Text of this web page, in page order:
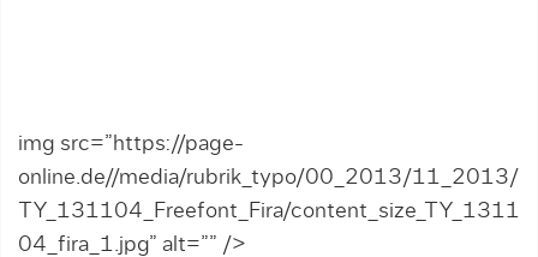
img src=”https://page-
online.de//media/rubrik_typo/00_2013/11_2013/
TY_131104_Freefont_Fira/content_size_TY_1311
04_fira_1.jpg” alt=”” />